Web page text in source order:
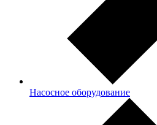
Насосное оборудование